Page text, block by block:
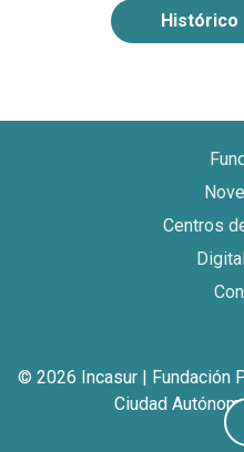
Histórico
Centros
© 2026 Incasur | Fundación
Ciudad